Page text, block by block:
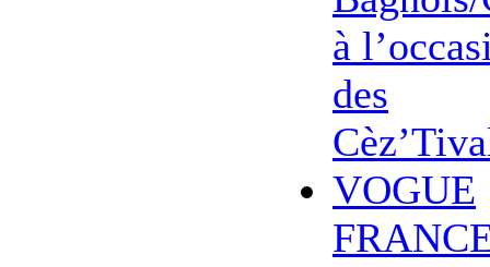
à
des
VOGUE